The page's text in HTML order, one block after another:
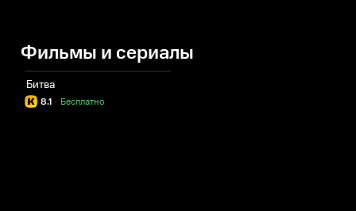
Фильмы и сериалы
Битва
8.1 Бесплатно
·